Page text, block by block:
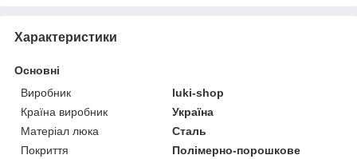
Характеристики
Основні
Виробник
luki-shop
Країна виробник
Україна
Матеріал люка
Сталь
Покриття
Полімерно-порошкове